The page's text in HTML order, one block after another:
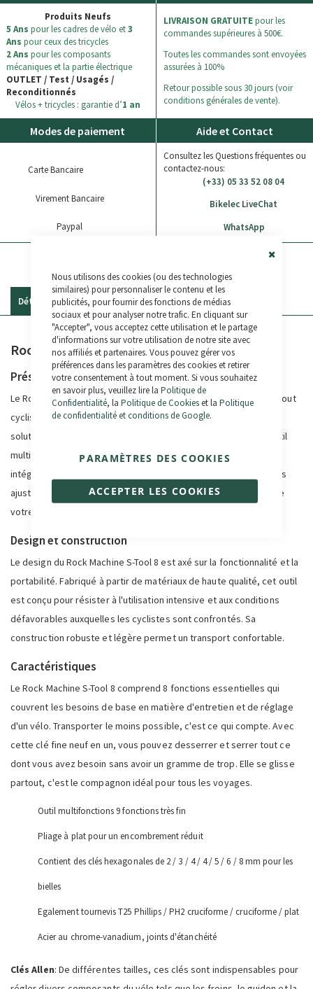
Nous utilisons des cookies (ou des technologies
similaires) pour personnaliser le contenu et les
publicités, pour fournir des fonctions de médias
sociaux et pour analyser notre trafic. En cliquant sur
"Accepter", vous acceptez cette utilisation et le partage
d'informations sur votre utilisation de notre site avec
nos affiliés et partenaires. Vous pouvez gérer vos
préférences dans les paramètres des cookies et retirer
votre consentement à tout moment. Si vous souhaitez
en savoir plus, veuillez lire la Politique de
Confidentialité, la Politique de Cookieset la Politique
de confidentialité et conditions de Google.
ACCEPTER LES COOKIES
PARAMÈTRES DES COOKIES
Produits Neufs
5 Ans pour les cadres de vélo et3
Ans pour ceux des tricycles
2 Ans pour les composants
mécaniques et la partie électrique
OUTLET / Test / Usagés /
Reconditionnés
Vélos + tricycles : garantie d’1 an
LIVRAISON GRATUITEpour les
commandes supérieures à 500€.
Toutes les commandes sont envoyées
assurées à 100%
Retour possible sous 30 jours (voir
conditions générales de vente).
Modes de paiement
Carte Bancaire
Virement Bancaire
Paypal
Aide et Contact
Consultez les Questions fréquentes ou
contactez-nous:
(+33) 05 33 52 08 04
Bikelec LiveChat
WhatsApp
Détails
Rock Machine S-Tool 8
Présentation de l'outil
Le Rock Machine S-Tool 8 est un accessoire indispensable pour tout
cycliste, professionnel ou amateur. Conçu pour apporter des
solutions rapides et efficaces lors de vos sorties à vélo, cet outil
multifonctionnel se distingue par ses 8 fonctions essentielles
intégrées. Le Rock Machine S-Tool 8 vous permet d'effectuer des
ajustements et des réparations à la volée, garantissant ainsi que
votre vélo est toujours en parfait état.
Design et construction
Le design du Rock Machine S-Tool 8 est axé sur la fonctionnalité et la
portabilité. Fabriqué à partir de matériaux de haute qualité, cet outil
est conçu pour résister à l'utilisation intensive et aux conditions
défavorables auxquelles les cyclistes sont confrontés. Sa
construction robuste et légère permet un transport confortable.
Caractéristiques
Le Rock Machine S-Tool 8 comprend 8 fonctions essentielles qui
couvrent les besoins de base en matière d'entretien et de réglage
d'un vélo. Transporter le moins possible, c'est ce qui compte. Avec
cette clé fine neuf en un, vous pouvez desserrer et serrer tout ce
dont vous avez besoin sans avoir un gramme de trop. Elle se glisse
partout, c'est le compagnon idéal pour tous les voyages.
Outil multifonctions 9 fonctions très fin
Pliage à plat pour un encombrement réduit
Contient des clés hexagonales de 2 / 3 / 4 / 4 / 5 / 6 / 8 mm pour les
bielles
Egalement tournevis T25 Phillips / PH2 cruciforme / cruciforme / plat
Acier au chrome-vanadium, joints d'étanchéité
Clés Allen: De différentes tailles, ces clés sont indispensables pour
Commentaires